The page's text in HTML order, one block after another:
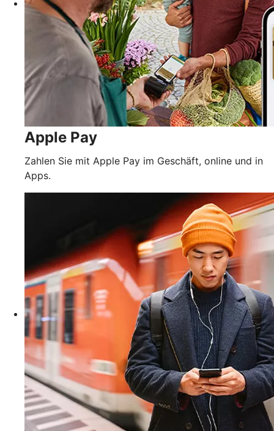
Apple Pay
Zahlen Sie mit Apple Pay im Geschäft, online und in
Apps.